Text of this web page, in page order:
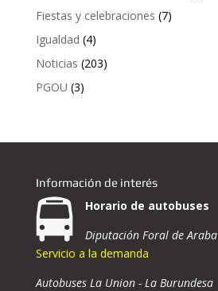
Fiestas y celebraciones (7)
Igualdad (4)
Noticias (203)
PGOU (3)
Información de interés
Horario de autobuses
Diputación Foral de Araba
Servicio a la demanda
Autobuses La Union - La Burundesa